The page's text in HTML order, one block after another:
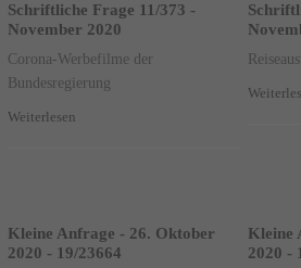
Schriftliche Frage 11/373 -
November 2020
Corona-Werbefilme der
Bundesregierung
Weiterlesen
Kleine Anfrage - 26. Oktober
2020 - 19/23664
Kleine
2020 -